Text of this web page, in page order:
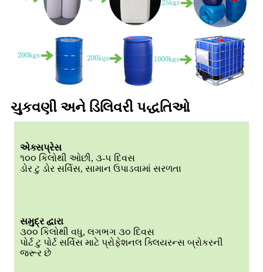
ચુકવણી અને ડિલિવરી પદ્ધતિઓ
એક્સપ્રેસ
૧૦૦ કિલોથી ઓછી, ૩-૫ દિવસ
ડોર ટુ ડોર સર્વિસ, સામાન ઉપાડવામાં સરળતા
સમુદ્ર દ્વારા
૩૦૦ કિલોથી વધુ, લગભગ ૩૦ દિવસ
પોર્ટ ટુ પોર્ટ સર્વિસ માટે પ્રોફેશનલ ક્લિયરન્સ બ્રોકરની
જરૂર છે